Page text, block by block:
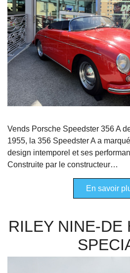
Vends Porsche Speedster 356 A
1955, la 356 Speedster A a
design intemporel et ses
Construite par le constructeur…
En savoir
RILEY NINE-DE